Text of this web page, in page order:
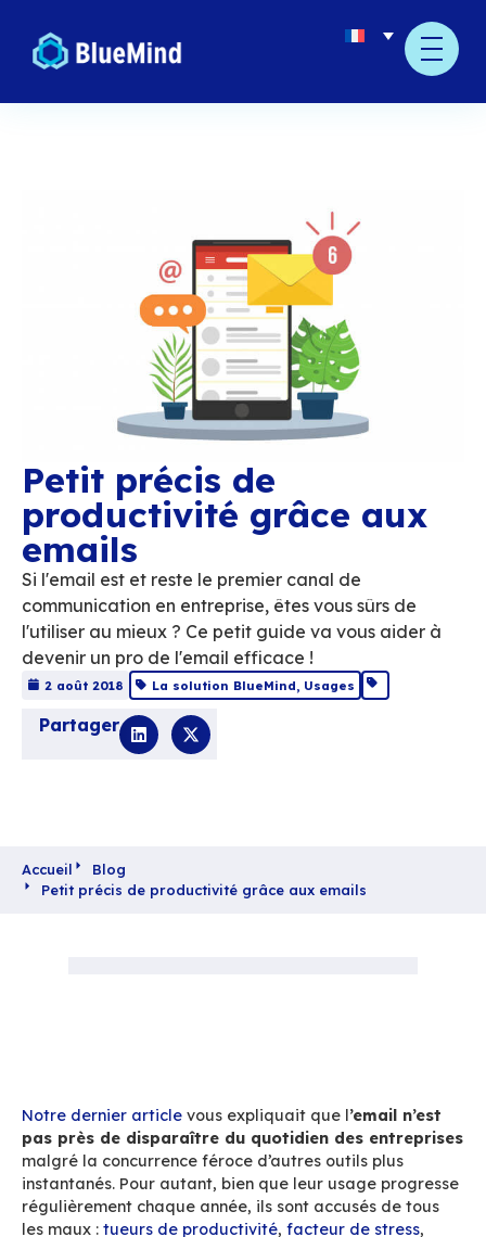
Petit précis de
productivité grâce
emails
Si l'email est et reste le premier canal de
communication en entreprise, êtes vous
Partager
Petit précis de productivité grâce aux emails